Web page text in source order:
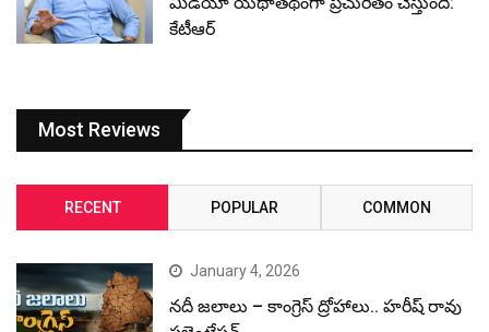
కేటీఆర్
Most Reviews
RECENT POPULAR COMMON
January 4, 2026
నదీ జలాలు – కాంగ్రెస్ ద్రోహాలు.. హరీష్ రావు